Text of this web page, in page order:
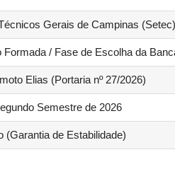
Gerais de Campinas (Setec)
Formada / Fase de Escolha da
Elias (Portaria nº 27/2026)
Semestre de 2026
(Garantia de Estabilidade)